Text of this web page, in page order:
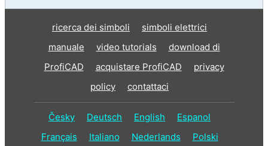
ricerca dei simboli
simboli elettrici
manuale
video tutorials
download di
ProfiCAD
acquistare ProfiCAD
privacy
policy
contattaci
Česky Deutsch English
Espanol
Français
Italiano Nederlands Polski